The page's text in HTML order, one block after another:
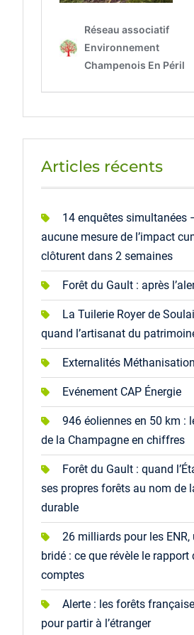
Articles récents
14 enquêtes simultanées
aucune mesure de l’impact
clôturent dans 2 semaines
Forêt du Gault : après
La Tuilerie Royer de
quand l’artisanat du
Externalités
Evénement CAP Énergie
946 éoliennes en 50 km :
de la Champagne en chiffres
Forêt du Gault : quand
ses propres forêts au nom de
durable
26 milliards pour les ENR,
bridé : ce que révèle le rapport
comptes
Alerte : les forêts
pour partir à l’étranger